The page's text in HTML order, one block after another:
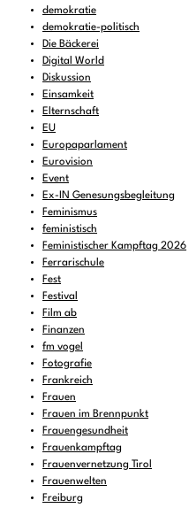
demokratie
demokratie-politisch
Die Bäckerei
Digital World
Diskussion
Einsamkeit
Elternschaft
EU
Europaparlament
Eurovision
Event
Ex-IN Genesungsbegleitung
Feminismus
feministisch
Feministischer Kampftag 2026
Ferrarischule
Fest
Festival
Film ab
Finanzen
fm vogel
Fotografie
Frankreich
Frauen
Frauen im Brennpunkt
Frauengesundheit
Frauenkampftag
Frauenvernetzung Tirol
Frauenwelten
Freiburg